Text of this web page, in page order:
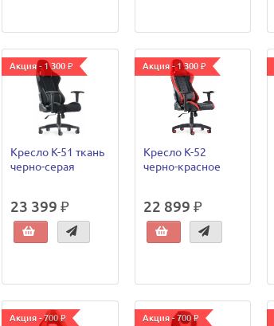
Акция - 1 300 ₽
Кресло К-51 ткань
черно-серая
23 399 ₽
Акция - 1 300 ₽
Кресло К-52
черно-красное
22 899 ₽
Акция - 700 ₽ Акция - 700 ₽